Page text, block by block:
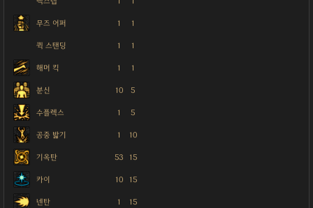
무즈 어퍼 1 1
퀵 스탠딩 1 1
해머 킥 1 1
분신 10 5
수플렉스 1 5
공중 밟기 1 10
기옥탄 53 15
카이 10 15
넨탄 1 15